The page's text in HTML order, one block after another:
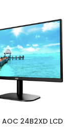
24B2XD LCD